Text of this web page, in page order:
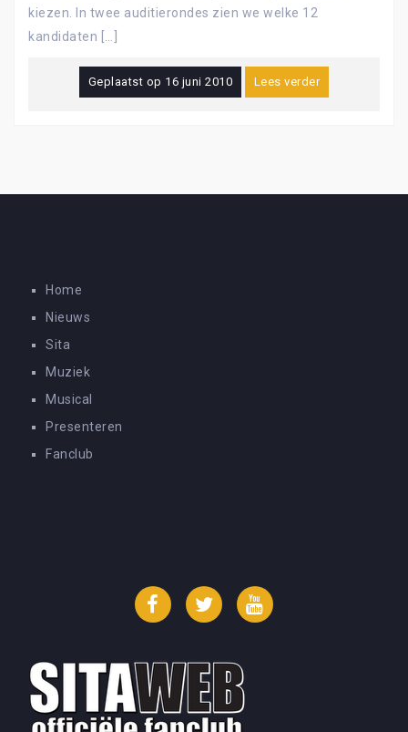
kiezen. In twee auditierondes zien we welke 12
kandidaten […]
Geplaatst op 16 juni 2010 Lees verder
Home
Nieuws
Sita
Muziek
Musical
Presenteren
Fanclub
FacebookTwitter YouTube